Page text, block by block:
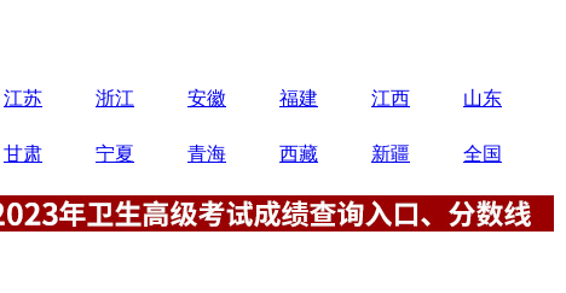
江苏 浙江 安徽 福建 江西 山东
甘肃 宁夏 青海 西藏 新疆 全国